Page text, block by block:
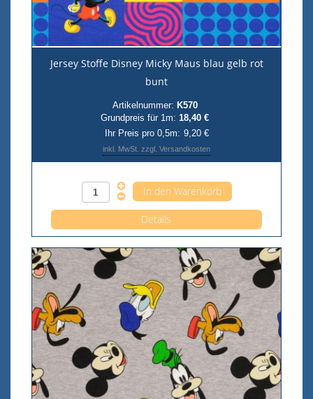
Jersey Stoffe Disney Micky Maus blau gelb rot
bunt
Artikelnummer: K570
Grundpreis für 1m: 18,40 €
Ihr Preis pro 0,5m: 9,20 €
inkl. MwSt. zzgl. Versandkosten
Details